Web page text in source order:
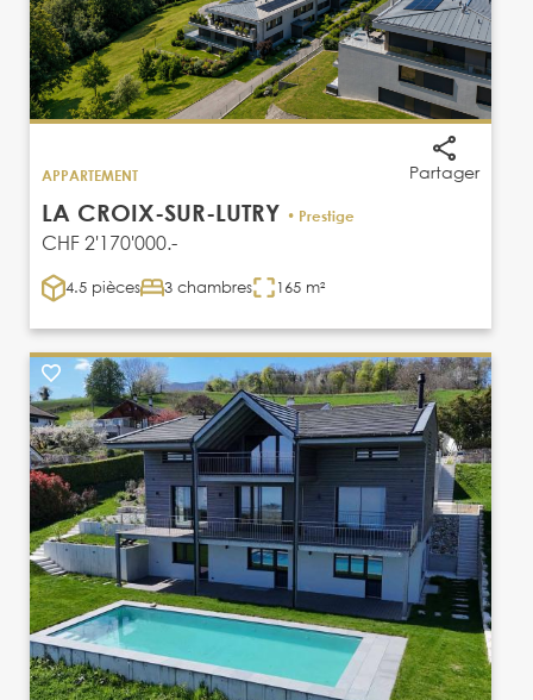
Partager
APPARTEMENT
LA CROIX-SUR-LUTRY • Prestige
CHF 2'170'000.-
4.5 pièces 3 chambres 165 m²